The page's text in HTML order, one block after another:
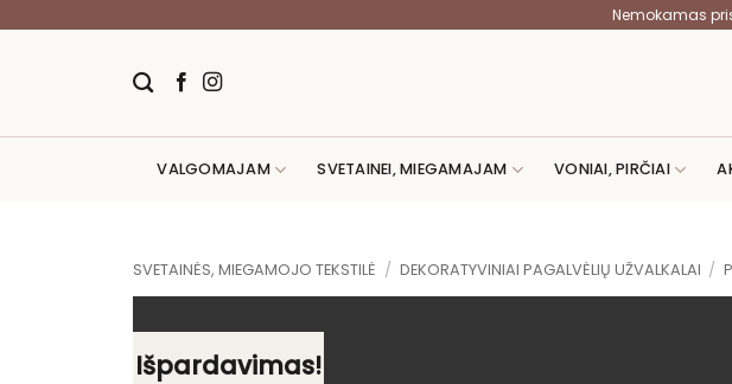
Nemokamas
VALGOMAJAM SVETAINEI, MIEGAMAJAM VONIAI, PIRČIAI
SVETAINĖS, MIEGAMOJO TEKSTILĖ / DEKORATYVINIAI PAGALVĖLIŲ UŽVALKALAI /
Išpardavimas!